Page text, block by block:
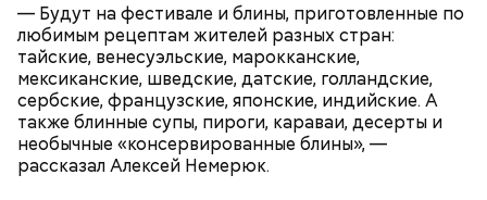
— Будут на фестивале и блины, приготовленные по
любимым рецептам жителей разных стран:
тайские, венесуэльские, марокканские,
мексиканские, шведские, датские, голландские,
сербские, французские, японские, индийские. А
также блинные супы, пироги, караваи, десерты и
необычные «консервированные блины», —
рассказал Алексей Немерюк.